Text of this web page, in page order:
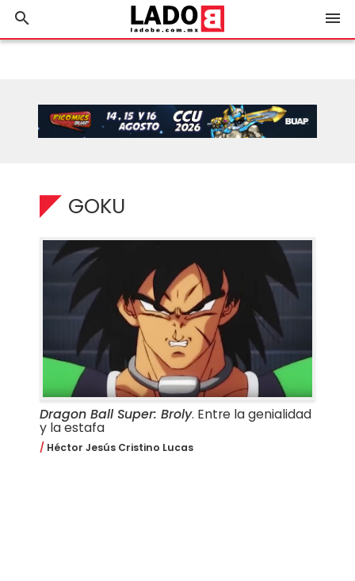
search menu
GOKU
Dragon Ball Super: Broly. Entre la genialidad
y la estafa
Héctor Jesús Cristino Lucas